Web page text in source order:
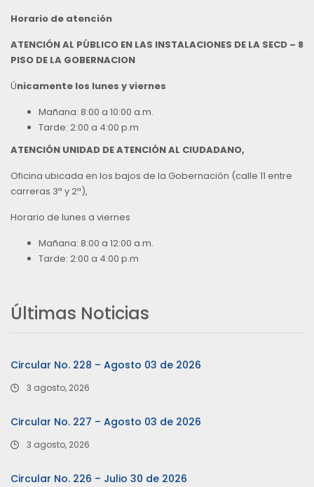
Horario de atención
ATENCIÓN AL PÚBLICO EN LAS INSTALACIONES DE LA SECD – 8
PISO DE LA GOBERNACION
Únicamente los lunes y viernes
Mañana: 8:00 a 10:00 a.m.
Tarde: 2:00 a 4:00 p.m
ATENCIÓN UNIDAD DE ATENCIÓN AL CIUDADANO,
Oficina ubicada en los bajos de la Gobernación (calle 11 entre
carreras 3ª y 2ª),
Horario de lunes a viernes
Mañana: 8:00 a 12:00 a.m.
Tarde: 2:00 a 4:00 p.m
Últimas Noticias
Circular No. 228 – Agosto 03 de 2026
3 agosto, 2026
Circular No. 227 – Agosto 03 de 2026
3 agosto, 2026
Circular No. 226 – Julio 30 de 2026